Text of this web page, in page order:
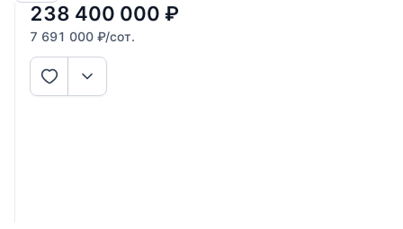
238 400 000 ₽
7 691 000 ₽/сот.